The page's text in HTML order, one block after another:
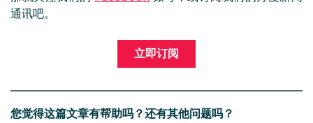
通讯吧。
立即订阅
您觉得这篇文章有帮助吗？还有其他问题吗？